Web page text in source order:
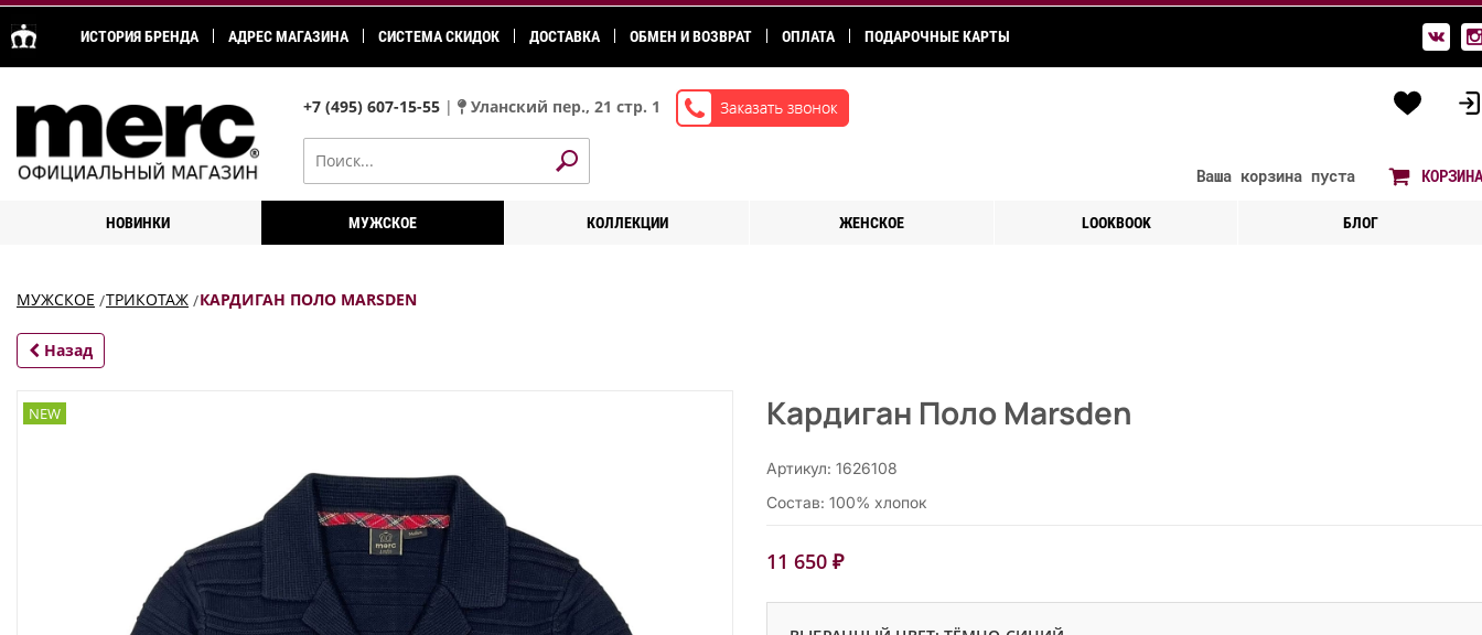
ИСТОРИЯ БРЕНДА АДРЕС МАГАЗИНА СИСТЕМА СКИДОК ДОСТАВКА ОБМЕН И ВОЗВРАТ ОПЛАТА ПОДАРОЧНЫЕ КАРТЫ
+7 (495) 607-15-55 | Уланский пер., 21 стр. 1
Ваша корзина пуста КОРЗИНА
НОВИНКИ МУЖСКОЕ КОЛЛЕКЦИИ ЖЕНСКОЕ LOOKBOOK БЛОГ
МУЖСКОЕ ТРИКОТАЖ КАРДИГАН ПОЛО MARSDEN
Назад
NEW Кардиган Поло Marsden
Артикул: 1626108
Состав: 100% хлопок
11 650 ₽